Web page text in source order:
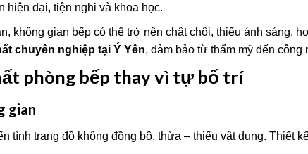
hiện đại, tiện nghi và khoa học.
không gian bếp có thể trở nên chật chội, thiếu ánh sáng,
chuyên nghiệp tại Ý Yên, đảm bảo từ thẩm mỹ đến công
phòng bếp thay vì tự bố trí
gian
tình trạng đồ không đồng bộ, thừa – thiếu vật dụng. Thiết